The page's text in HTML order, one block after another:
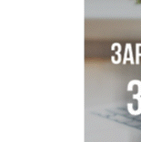
Новосибирские
с донорским
Более тысячи
физкультурника